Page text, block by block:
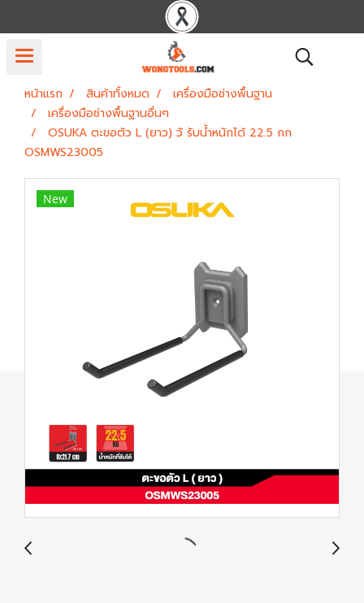
หน้าแรก สินค้าทั้งหมด
เครื่องมือช่างพื้นฐาน
เครื่องมือช่างพื้นฐานอื่นๆ
OSUKA ตะขอตัว L (ยาว) วั รับน้ำหนักได้ 22.5 กก
OSMWS23005
New